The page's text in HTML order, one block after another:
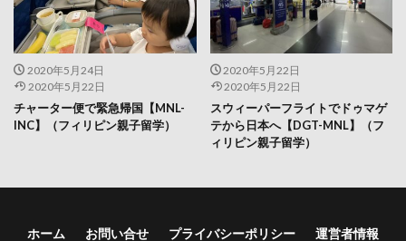
2020年5月24日
2020年5月22日
チャーター便で緊急帰国【MNL-
INC】（フィリピン親子留学）
2020年5月22日
2020年5月22日
スウィーパーフライトでドゥマゲ
テから日本へ【DGT-MNL】（フ
ィリピン親子留学）
ホーム お問い合せ プライバシーポリシー 運営者情報